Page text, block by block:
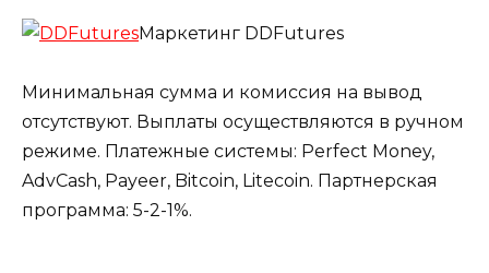
Маркетинг DDFutures
Минимальная сумма и комиссия на вывод
отсутствуют. Выплаты осуществляются в ручном
режиме. Платежные системы: Perfect Money,
AdvCash, Payeer, Bitcoin, Litecoin. Партнерская
программа: 5-2-1%.